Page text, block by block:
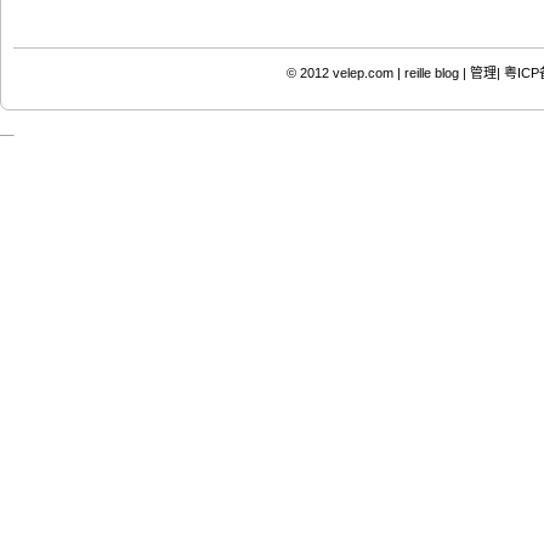
© 2012 velep.com | reille blog| 管理| 粤ICP